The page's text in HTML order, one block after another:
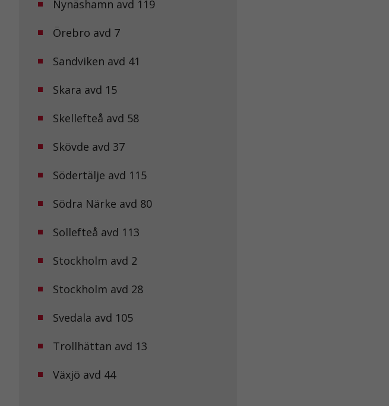
Nynäshamn avd 119
Örebro avd 7
Sandviken avd 41
Skara avd 15
Skellefteå avd 58
Skövde avd 37
Södertälje avd 115
Södra Närke avd 80
Sollefteå avd 113
Stockholm avd 2
Stockholm avd 28
Svedala avd 105
Trollhättan avd 13
Växjö avd 44